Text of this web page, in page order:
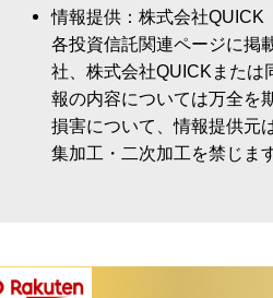
情報提供：株式会社QUICK
各投資信託関連ページに掲
社、株式会社QUICKまたは
報の内容については万全を
損害について、情報提供元
集加工・二次加工を禁じま